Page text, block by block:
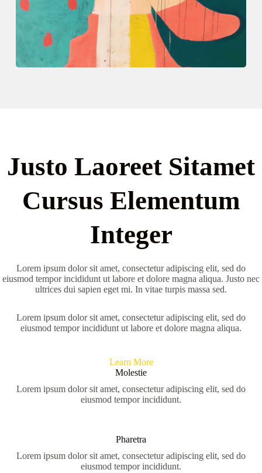
Justo Laoreet Sitamet
Cursus Elementum
Integer
Lorem ipsum dolor sit amet, consectetur adipiscing elit, sed do
eiusmod tempor incididunt ut labore et dolore magna aliqua. Justo nec
ultrices dui sapien eget mi. In vitae turpis massa sed.
Lorem ipsum dolor sit amet, consectetur adipiscing elit, sed do
eiusmod tempor incididunt ut labore et dolore magna aliqua.
Learn More
Molestie
Lorem ipsum dolor sit amet, consectetur adipiscing elit, sed do
eiusmod tempor incididunt.
Pharetra
Lorem ipsum dolor sit amet, consectetur adipiscing elit, sed do
eiusmod tempor incididunt.